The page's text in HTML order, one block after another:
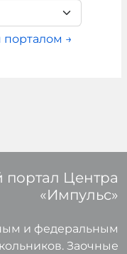
порталом →
Центра
«Импульс»
и федеральным
Заочные